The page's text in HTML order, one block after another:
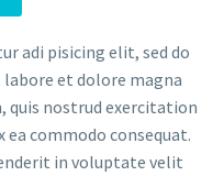
adi pisicing elit, sed do
et dolore magna
quis nostrud exercitation
commodo consequat.
in voluptate velit